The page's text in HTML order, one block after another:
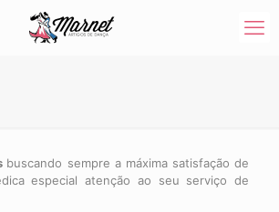
buscando sempre a máxima satisfação de
especial atenção ao seu serviço de